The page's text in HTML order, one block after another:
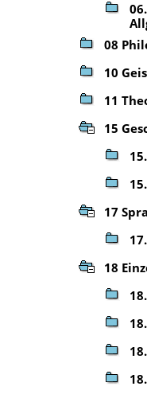
08
10
11
15
17
18